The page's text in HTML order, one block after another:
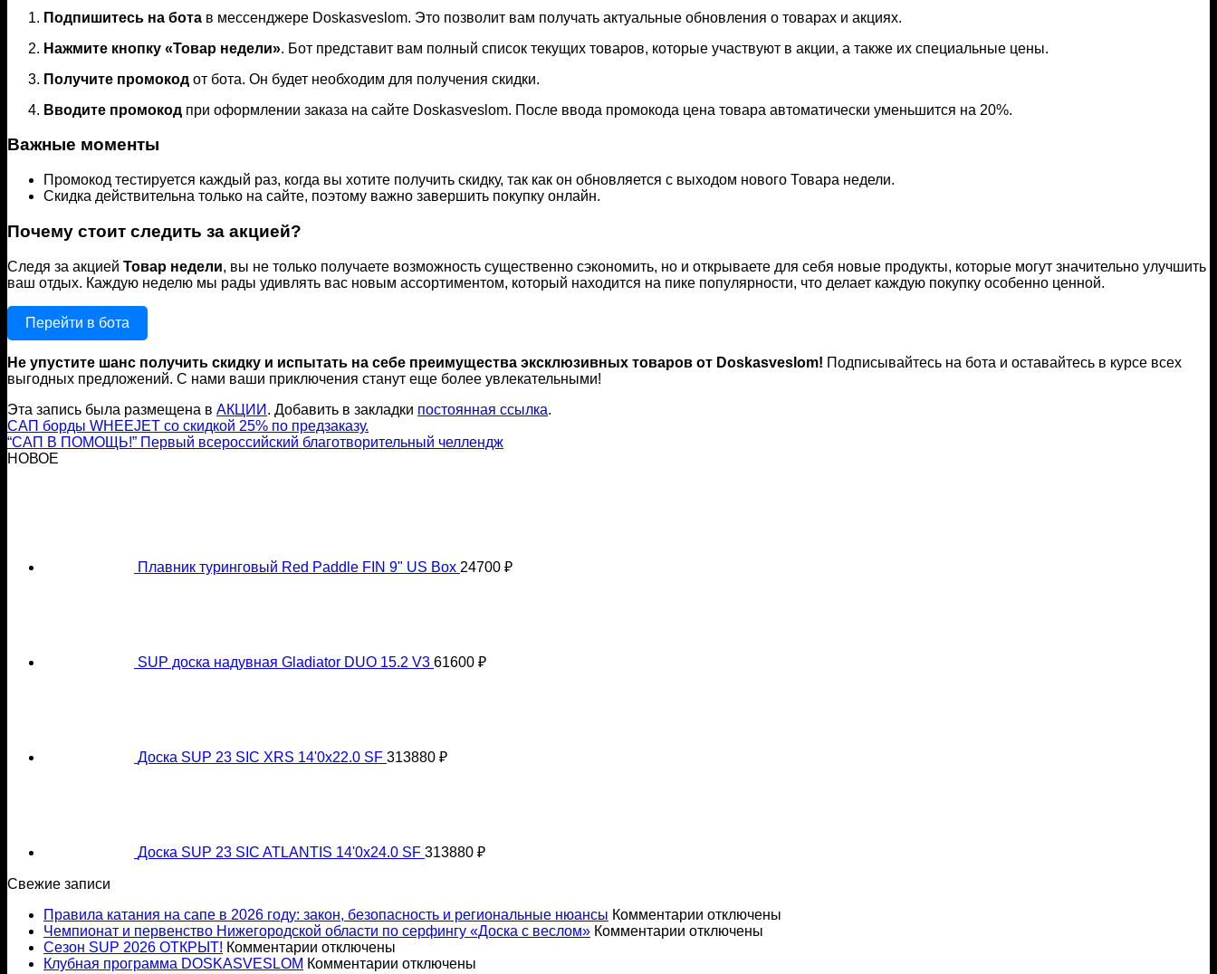
Подпишитесь на бота в мессенджере Doskasveslom. Это позволит вам получать актуальные обновления о товарах и акциях.
Нажмите кнопку «Товар недели». Бот представит вам полный список текущих товаров, которые участвуют в акции, а также их специальные цены.
Получите промокод от бота. Он будет необходим для получения скидки.
Вводите промокод при оформлении заказа на сайте Doskasveslom. После ввода промокода цена товара автоматически уменьшится на 20%.
Важные моменты
Промокод тестируется каждый раз, когда вы хотите получить скидку, так как он обновляется с выходом нового Товара недели.
Скидка действительна только на сайте, поэтому важно завершить покупку онлайн.
Почему стоит следить за акцией?
Следя за акцией Товар недели, вы не только получаете возможность существенно сэкономить, но и открываете для себя новые продукты, которые могут значительно улучшить
ваш отдых. Каждую неделю мы рады удивлять вас новым ассортиментом, который находится на пике популярности, что делает каждую покупку особенно ценной.
Перейти в бота
Не упустите шанс получить скидку и испытать на себе преимущества эксклюзивных товаров от Doskasveslom! Подписывайтесь на бота и оставайтесь в курсе всех
выгодных предложений. С нами ваши приключения станут еще более увлекательными!
Эта запись была размещена в АКЦИИ . Добавить в закладки постоянная ссылка.
САП борды WHEEJET со скидкой 25% по предзаказу.
“САП В ПОМОЩЬ!” Первый всероссийский благотворительный челлендж
НОВОЕ
Плавник туринговый Red Paddle FIN 9" US Box 24700 ₽
SUP доска надувная Gladiator DUO 15.2 V3 61600 ₽
Доска SUP 23 SIC XRS 14'0x22.0 SF 313880 ₽
Доска SUP 23 SIC ATLANTIS 14'0x24.0 SF 313880 ₽
Свежие записи
Правила катания на сапе в 2026 году: закон, безопасность и региональные нюансы Комментарии к
записи
отключены
Чемпионат и первенство Нижегородской области по серфингу «Доска с веслом» Комментарии котключены
Сезон SUP 2026 ОТКРЫТ! Комментарии к
записи
отключены
Клубная программа DOSKASVESLOM Комментарии котключены